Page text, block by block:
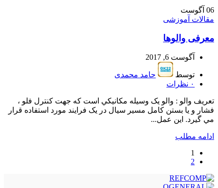
06 آگوست
مقالات آموزشی
معرفی والوها
آگوست 6, 2017
توسط
حامد محمدی
۰ نظرات
تعريف والو : والو يک وسيله مکانيکي است که جهت کنترل فلو ،
فشار و يا بستن کامل مسير سيال در يک فرايند مورد استفاده قرار
مي گيرد. اين عمل...
ادامه مطلب
1
2